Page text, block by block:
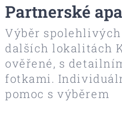
Partnerské
Výběr
dalších lokalitách
ověřené, s
fotkami.
pomoc s výběrem